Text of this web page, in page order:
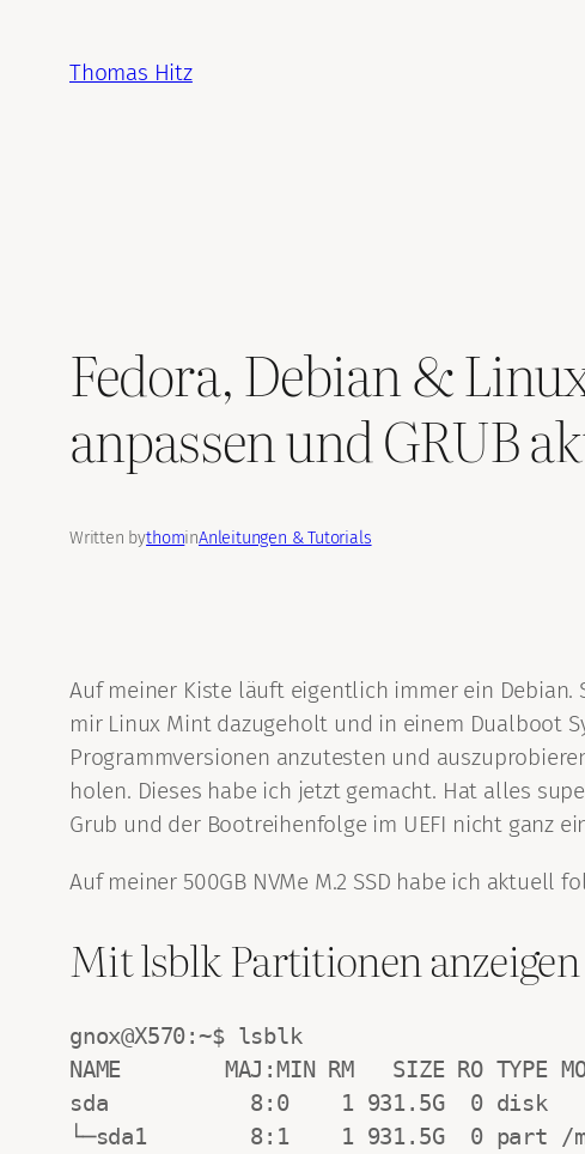
springen
Thomas Hitz
Fedora, Debian &
anpassen und GRUB
Written bythominAnleitungen & Tutorials
Auf meiner Kiste läuft eigentlich immer ein Debian.
mir Linux Mint dazugeholt und in einem Dualboot
Programmversionen anzutesten und
holen. Dieses habe ich jetzt gemacht. Hat alles
Grub und der Bootreihenfolge im UEFI nicht ganz
Auf meiner 500GB NVMe M.2 SSD habe ich aktuell
Mit lsblk Partitionen anzeigen
gnox@X570:~$ lsblk
NAME        MAJ:MIN RM   SIZE RO TYPE
sda           8:0    1 931.5G  0 disk
└─sda1        8:1    1 931.5G  0 part /